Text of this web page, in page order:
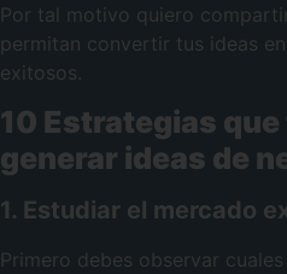
Por tal motivo quiero
permitan convertir tus ideas
exitosos.
10 Estrategias que
generar ideas de
1. Estudiar el mercado
Primero debes observar